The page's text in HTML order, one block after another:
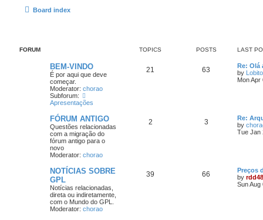
Board index
FORUM TOPICS POSTS LAST
BEM-VINDO
É por aqui que deve
começar.
Moderator: chorao
Subforum:
Apresentações
21 63
Re: Olá
by Lobito
Mon Apr
FÓRUM ANTIGO
Questões relacionadas
com a migração do
fórum antigo para o
novo
Moderator: chorao
2 3
Re:
by
Tue Jan
NOTÍCIAS SOBRE
GPL
Notícias relacionadas,
direta ou indiretamente,
com o Mundo do GPL.
Moderator: chorao
39 66
Preços
by
Sun Aug